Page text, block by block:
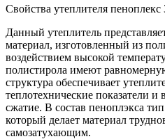
Свойства утеплителя пеноплекс
Данный утеплитель
материал, изготовленный из
воздействием высокой
полистирола имеют
структура обеспечивает
теплотехнические показатели
сжатие. В состав пеноплэкса
который делает материал
самозатухающим.